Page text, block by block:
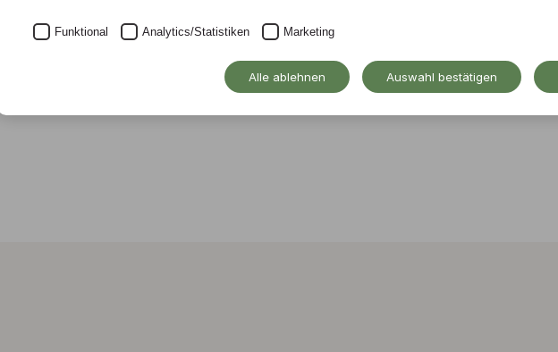
Funktional Analytics/Statistiken Marketing
Alle ablehnen Auswahl bestätigen